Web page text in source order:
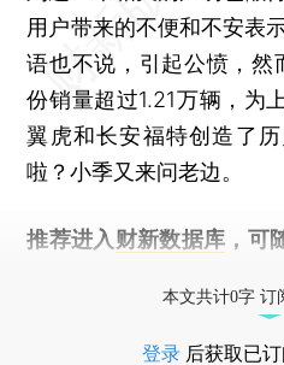
用户带来的不便和不安表
语也不说，引起公愤，然
份销量超过1.21万辆，为
翼虎和长安福特创造了
啦？小季又来问老边。
推荐进入 财新数据库 ，可
本文共计0字 订
登录 后获取已